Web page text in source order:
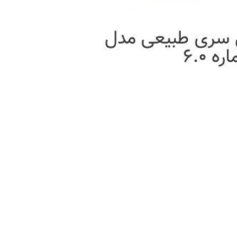
سری طبیعی مدل
6.0